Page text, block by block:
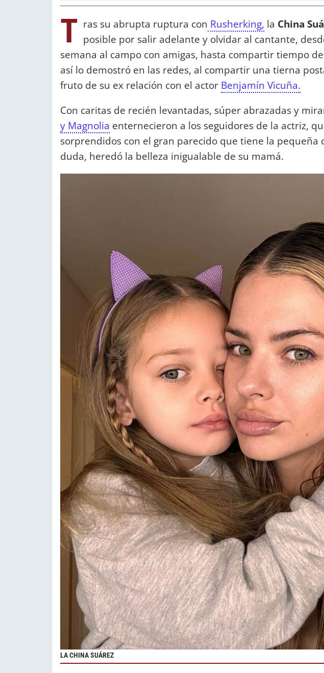
T ras su abrupta ruptura con Rusherking, la China
posible por salir adelante y olvidar al cantante,
semana al campo con amigas, hasta compartir tiempo
así lo demostró en las redes, al compartir una tierna
fruto de su ex relación con el actor Benjamín Vicuña.
Con caritas de recién levantadas, súper abrazadas y
y Magnolia enternecieron a los seguidores de la actriz,
sorprendidos con el gran parecido que tiene la pequeña
duda, heredó la belleza inigualable de su mamá.
LA CHINA SUÁREZ